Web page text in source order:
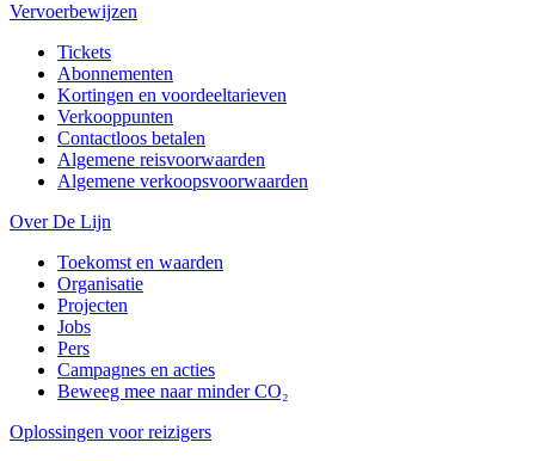
Vervoerbewijzen
Tickets
Abonnementen
Kortingen en voordeeltarieven
Verkooppunten
Contactloos betalen
Algemene reisvoorwaarden
Algemene verkoopsvoorwaarden
Over De Lijn
Toekomst en waarden
Organisatie
Projecten
Jobs
Pers
Campagnes en acties
Beweeg mee naar minder CO₂
Oplossingen voor reizigers